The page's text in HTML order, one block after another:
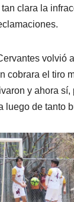
clara la
volvió
cobrara el tiro
y ahora sí,
luego de tanto